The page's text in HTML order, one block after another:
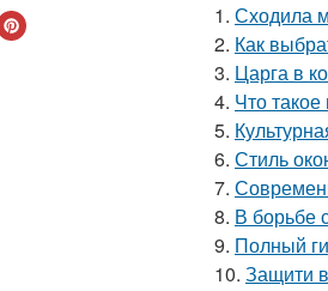
1. Сходила
2. Как
3. Царга в
4. Что
5.
6. Стиль
7.
8. В борьбе
9. Полный
10. Защити